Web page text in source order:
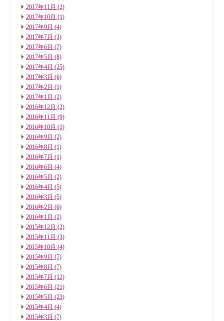
2017年11月 (2)
2017年10月 (1)
2017年9月 (4)
2017年7月 (3)
2017年6月 (7)
2017年5月 (8)
2017年4月 (25)
2017年3月 (6)
2017年2月 (1)
2017年1月 (2)
2016年12月 (2)
2016年11月 (9)
2016年10月 (1)
2016年9月 (2)
2016年8月 (1)
2016年7月 (1)
2016年6月 (4)
2016年5月 (2)
2016年4月 (5)
2016年3月 (5)
2016年2月 (6)
2016年1月 (2)
2015年12月 (2)
2015年11月 (3)
2015年10月 (4)
2015年9月 (7)
2015年8月 (7)
2015年7月 (12)
2015年6月 (21)
2015年5月 (23)
2015年4月 (4)
2015年3月 (7)